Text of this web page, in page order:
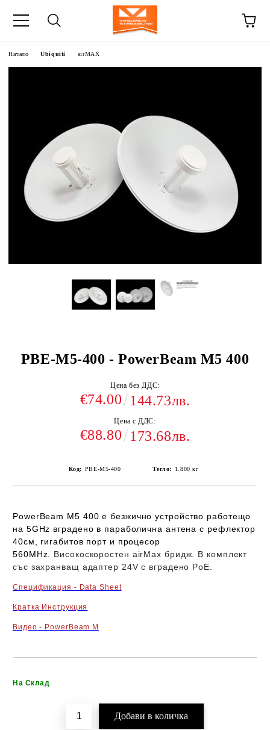
Начало Ubiquiti airMAX
PBE-M5-400 - PowerBeam M5 400
Цена без ДДС:
€74.00 144.73лв.
Цена с ДДС:
€88.80 173.68лв.
Код: PBE-M5-400 Тегло: 1.800 кг
PowerBeam M5 400 е безжично устройство работещо
на 5GHz вградено в параболична антена с рефлектор
40см, гигабитов порт и процесор
560MHz. Високоскоростен airMax бридж. В комплект
със захранващ адаптер 24V с вградено PoE.
Спецификация - Data Sheet
Кратка Инструкция
Видео - PowerBeam M
На Склад